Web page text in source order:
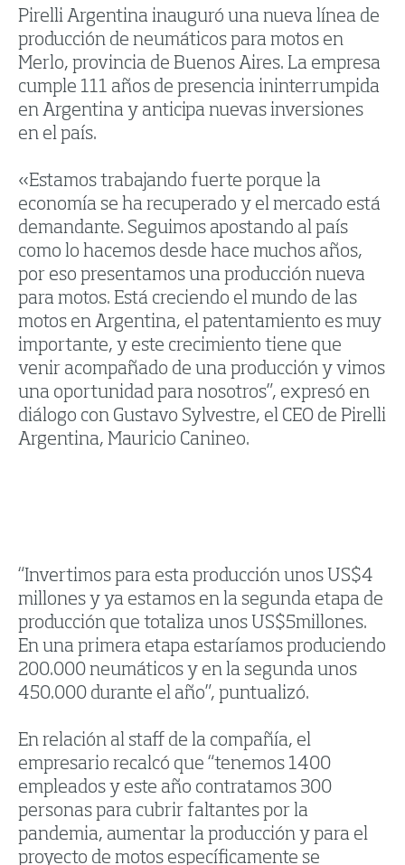
Pirelli Argentina inauguró una nueva línea de
producción de neumáticos para motos en
Merlo, provincia de Buenos Aires. La empresa
cumple 111 años de presencia ininterrumpida
en Argentina y anticipa nuevas inversiones
en el país.
«Estamos trabajando fuerte porque la
economía se ha recuperado y el mercado está
demandante. Seguimos apostando al país
como lo hacemos desde hace muchos años,
por eso presentamos una producción nueva
para motos. Está creciendo el mundo de las
motos en Argentina, el patentamiento es muy
importante, y este crecimiento tiene que
venir acompañado de una producción y vimos
una oportunidad para nosotros”, expresó en
diálogo con Gustavo Sylvestre, el CEO de Pirelli
Argentina, Mauricio Canineo.
“Invertimos para esta producción unos US$4
millones y ya estamos en la segunda etapa de
producción que totaliza unos US$5millones.
En una primera etapa estaríamos produciendo
200.000 neumáticos y en la segunda unos
450.000 durante el año”, puntualizó.
En relación al staff de la compañía, el
empresario recalcó que “tenemos 1400
empleados y este año contratamos 300
personas para cubrir faltantes por la
pandemia, aumentar la producción y para el
proyecto de motos específicamente se